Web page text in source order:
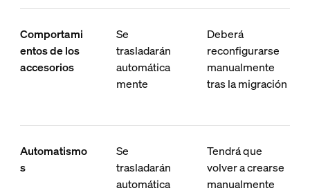
Comportami
entos de los
accesorios
Se
trasladarán
automática
mente
Deberá
reconfigurarse
manualmente
tras la migración
Automatismo
s
Se
trasladarán
automática
Tendrá que
volver a crearse
manualmente